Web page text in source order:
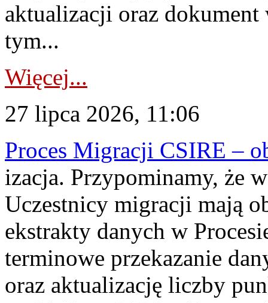
aktualizacji oraz
tym...
Więcej...
27 lipca 2026, 11:06
Proces Migracji CSIRE –
izacja. Przypominamy, że
Uczestnicy migracji mają
ekstrakty danych w
terminowe przekazanie
oraz aktualizację liczby